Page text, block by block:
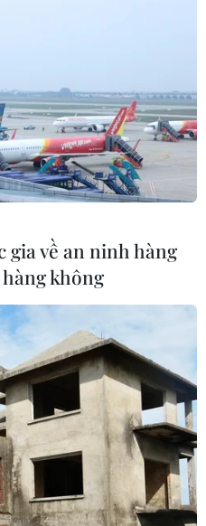
quan hệ với
cho biết muốn tổ chức
thống Hàn Quốc
quan hệ song
triển vọng kinh tế
gia về an ninh hàng
không